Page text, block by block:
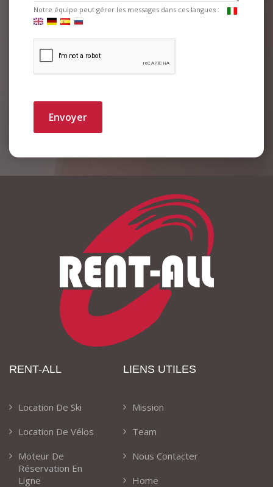
Notre équipe peut gérer les messages dans ces langues :
Envoyer
RENT-ALL
Location De Ski
Location De Vélos
Moteur De
Réservation En
Ligne
LIENS UTILES
Mission
Team
Nous Contacter
Home